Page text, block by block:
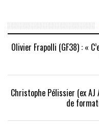
fenêtre)fenêtre)nouvelle
fenêtre)
Olivier Frapolli (GF38) : «
Christophe Pélissier (ex
de